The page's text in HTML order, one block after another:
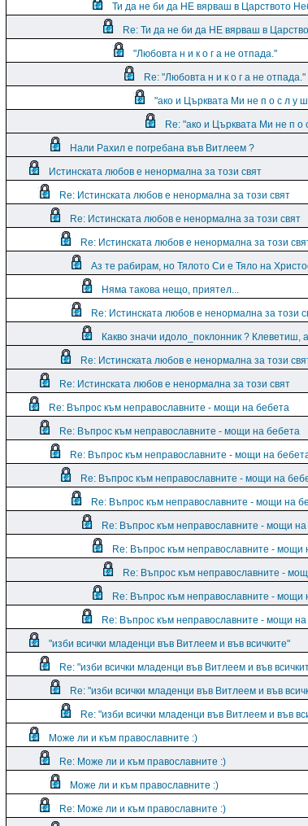
Ти да не би да НЕ вярваш в Царството
Re: Ти да не би да НЕ вярваш в
"Любовта н и к о г а не отпада."
Re: "Любовта н и к о г а не отпада."
"ако и Църквата Ми не п о с л у
Re: "ако и Църквата Ми не п о
Нали Рахил е погребана във Витлеем ?
Истинската любов е ненормална за този свят
Re: Истинската любов е ненормална за този свят
Re: Истинската любов е ненормална за този свят
Re: Истинската любов е ненормална за този
Аз те рабирам, но Тялото Си е Тяло на
Няма такова нещо, приятел...
Re: Истинската любов е ненормална за този
Какво значи идоло_поклонник ? Клеветиш,
Re: Истинската любов е ненормална за този
Re: Истинската любов е ненормална за този свят
Re: Въпрос към неправославните - мощи на бебета
Re: Въпрос към неправославните - мощи на бебета
Re: Въпрос към неправославните - мощи на
Re: Въпрос към неправославните - мощи на
Re: Въпрос към неправославните - мощи на
Re: Въпрос към неправославните - мощи
Re: Въпрос към неправославните - мощи
Re: Въпрос към неправославните -
Re: Въпрос към неправославните - мощи
Re: Въпрос към неправославните - мощи
"изби всички младенци във Витлеем и във всичките"
Re: "изби всички младенци във Витлеем и във
Re: "изби всички младенци във Витлеем и във
Re: "изби всички младенци във Витлеем и във
Може ли и към православните :)
Re: Може ли и към православните :)
Може ли и към православните :)
Re: Може ли и към православните :)